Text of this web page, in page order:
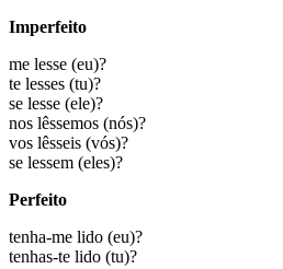
Imperfeito
me lesse (eu)?
te lesses (tu)?
se lesse (ele)?
nos lêssemos (nós)?
vos lêsseis (vós)?
se lessem (eles)?
Perfeito
tenha-me lido (eu)?
tenhas-te lido (tu)?